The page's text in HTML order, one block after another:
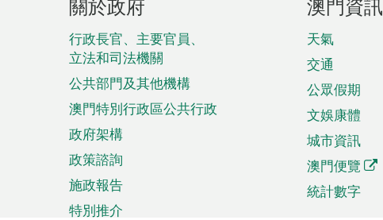
腳
菜
單
關於政府
行政長官、主要官員、
立法和司法機關
公共部門及其他機構
澳門特別行政區公共行政
政府架構
政策諮詢
施政報告
特別推介
澳門資訊
天氣
交通
公眾假期
文娛康體
城市資訊
澳門便覽
統計數字